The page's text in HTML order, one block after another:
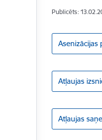
Publicēts:
Atļaujas
Atļaujas